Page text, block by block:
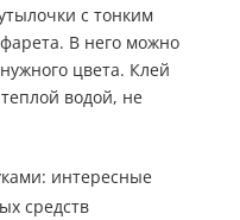
с тонким
В него можно
цвета. Клей
водой, не